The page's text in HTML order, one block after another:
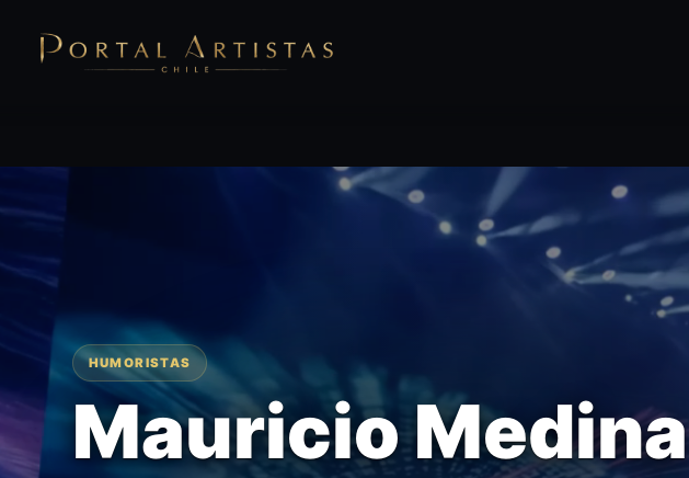
HUMORISTAS
Mauricio Medina